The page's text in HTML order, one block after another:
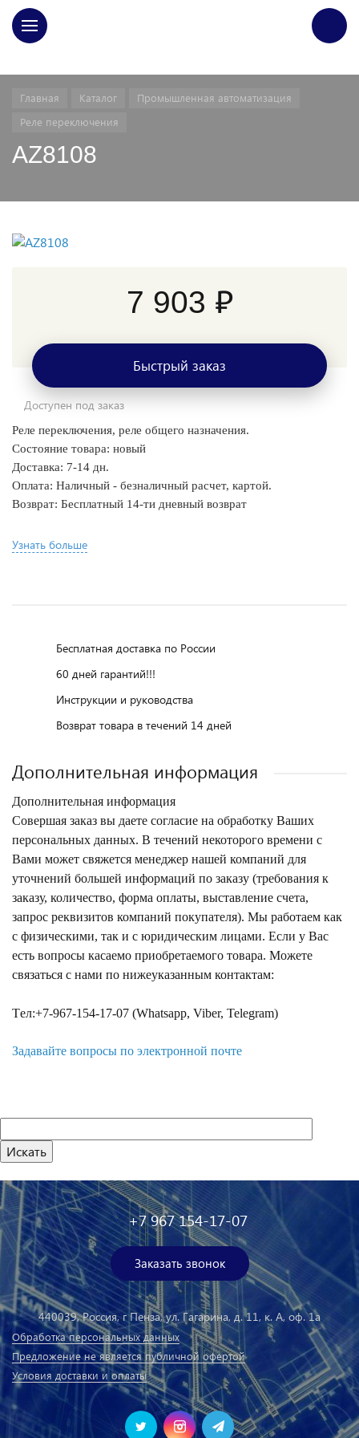
Главная Каталог
Промышленная автоматизация
Реле переключения
AZ8108
Доступен под заказ
Реле переключения, реле общего назначения.
Состояние товара: новый
Доставка: 7-14 дн.
Оплата: Наличный - безналичный расчет, картой.
Возврат: Бесплатный 14-ти дневный возврат
Узнать больше
7 903 ₽
Быстрый заказ
Бесплатная доставка по России
60 дней гарантий!!!
Инструкции и руководства
Возврат товара в течений 14 дней
Дополнительная информация
Дополнительная информация
Совершая заказ вы даете согласие на обработку Ваших
персональных данных. В течений некоторого времени с
Вами может свяжется менеджер нашей компаний для
уточнений большей информаций по заказу (требования к
заказу, количество, форма оплаты, выставление счета,
запрос реквизитов компаний покупателя). Мы работаем как
с физическими, так и с юридическим лицами. Если у Вас
есть вопросы касаемо приобретаемого товара. Можете
связаться с нами по нижеуказанным контактам:
Tел:+7-967-154-17-07 (Whatsapp, Viber, Telegram)
Задавайте вопросы по электронной почте
+7 967 154-17-07
Заказать звонок
440039, Россия, г Пенза, ул. Гагарина, д. 11, к. А, оф. 1а
Обработка персональных данных
Предложение не является публичной офертой
Условия доставки и оплаты